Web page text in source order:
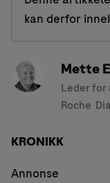
kan derfor
Mette
Leder for
‎Roche
KRONIKK
Annonse